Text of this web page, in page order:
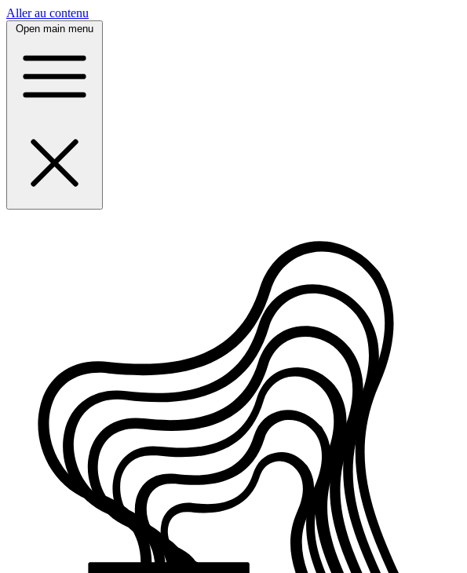
Aller au contenu
Open main menu
Panneau de gestion des cookies